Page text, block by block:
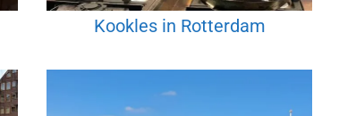
Kookles in Rotterdam